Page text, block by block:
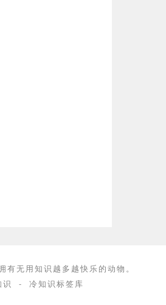
有无用知识越多越快乐的动物。
- 冷知识标签库